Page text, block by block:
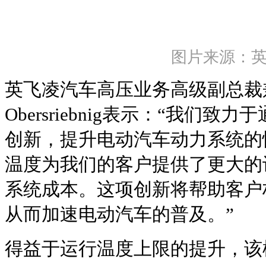
图片来源：
英飞凌汽车高压业务高级副总裁
Obersriebnig表示：“我们致力
创新，提升电动汽车动力系统
温度为我们的客户提供了更大
系统成本。这项创新将帮助客
从而加速电动汽车的普及。”
得益于运行温度上限的提升，